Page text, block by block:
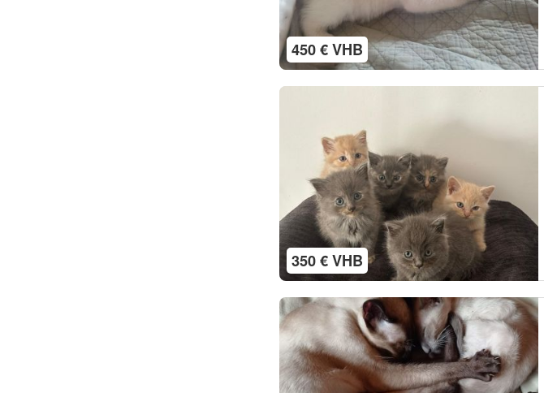
450 € VHB
350 € VHB